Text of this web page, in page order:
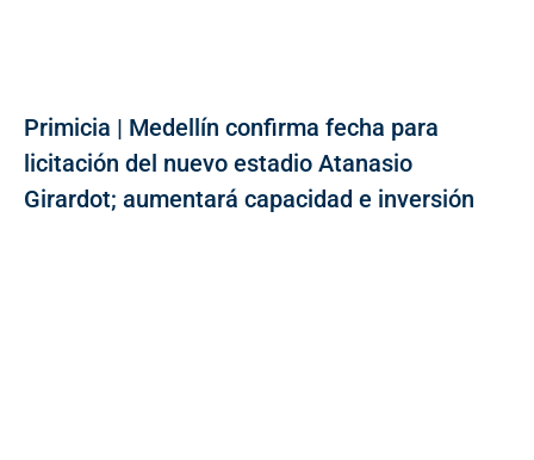
Primicia | Medellín confirma fecha para
licitación del nuevo estadio Atanasio
Girardot; aumentará capacidad e inversión